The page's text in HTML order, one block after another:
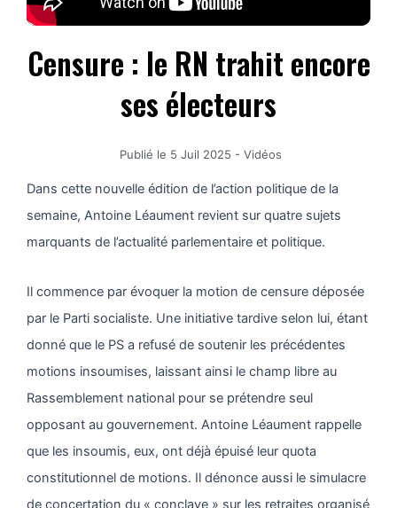
Censure : le RN trahit encore
ses électeurs
Publié le 5 Juil 2025 - Vidéos
Dans cette nouvelle édition de l’action politique de la
semaine, Antoine Léaument revient sur quatre sujets
marquants de l’actualité parlementaire et politique.
Il commence par évoquer la motion de censure déposée
par le Parti socialiste. Une initiative tardive selon lui, étant
donné que le PS a refusé de soutenir les précédentes
motions insoumises, laissant ainsi le champ libre au
Rassemblement national pour se prétendre seul
opposant au gouvernement. Antoine Léaument rappelle
que les insoumis, eux, ont déjà épuisé leur quota
constitutionnel de motions. Il dénonce aussi le simulacre
de concertation du « conclave » sur les retraites organisé